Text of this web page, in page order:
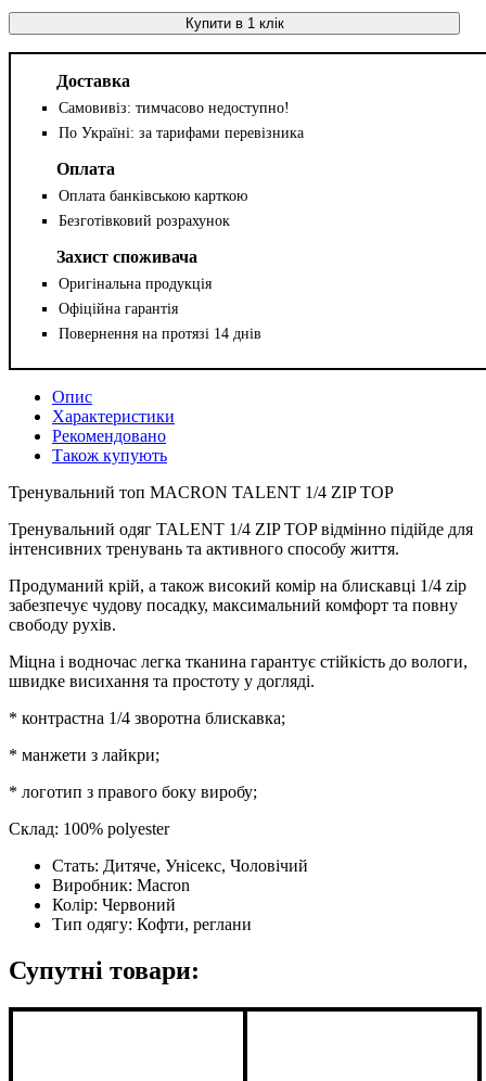
Купити в 1 клік
Доставка
Самовивіз: тимчасово недоступно!
По Україні: за тарифами перевізника
Оплата
Оплата банківською карткою
Безготівковий розрахунок
Захист споживача
Оригінальна продукція
Офіційна гарантія
Повернення на протязі 14 днів
Опис
Характеристики
Рекомендовано
Також купують
Тренувальний топ MACRON TALENT 1/4 ZIP TOP
Тренувальний одяг TALENT 1/4 ZIP TOP відмінно підійде для
інтенсивних тренувань та активного способу життя.
Продуманий крій, а також високий комір на блискавці 1/4 zip
забезпечує чудову посадку, максимальний комфорт та повну
свободу рухів.
Міцна і водночас легка тканина гарантує стійкість до вологи,
швидке висихання та простоту у догляді.
* контрастна 1/4 зворотна блискавка;
* манжети з лайкри;
* логотип з правого боку виробу;
Склад: 100% polyester
Стать: Дитяче, Унісекс, Чоловічий
Виробник: Macron
Колір: Червоний
Тип одягу: Кофти, реглани
Супутні товари: